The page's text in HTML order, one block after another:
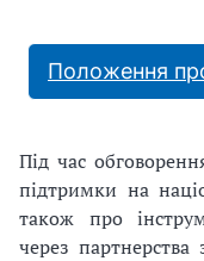
Положення
Під час
підтримки на
також про
через